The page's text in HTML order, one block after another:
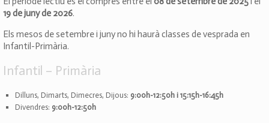
19 de juny de 2026.
Els mesos de setembre i juny no hi haurà classes de vesprada en
Infantil-Primària.
Infantil – Primària
Dilluns, Dimarts, Dimecres, Dijous: 9:00h-12:50h i 15:15h-16:45h
Divendres: 9:00h-12:50h